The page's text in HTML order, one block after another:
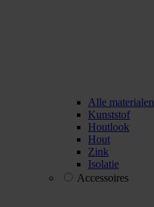
Alle materialen
Kunststof
Houtlook
Hout
Zink
Isolatie
Accessoires